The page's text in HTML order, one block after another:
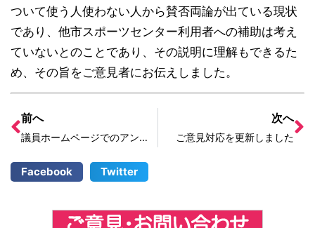
ついて使う人使わない人から賛否両論が出ている現状
であり、他市スポーツセンター利用者への補助は考え
ていないとのことであり、その説明に理解もできるた
め、その旨をご意見者にお伝えしました。
前へ
議員ホームページでのアンケート実施・駅前配布
次へ
ご意見対応を更新しました
Facebook Twitter